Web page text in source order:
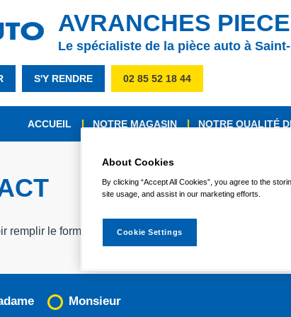
AVRANCHES
Le spécialiste de la pièce auto à
S'Y RENDRE 02 85 52 18 44
ACCUEIL NOTRE MAGASIN NOTRE QUALITÉ
remplir le formulaire ci-dessous. Nous vous
Monsieur
About Cookies
By clicking “Accept All Cookies”, you agree to the
site usage, and assist in our marketing efforts.
Cookie Settings